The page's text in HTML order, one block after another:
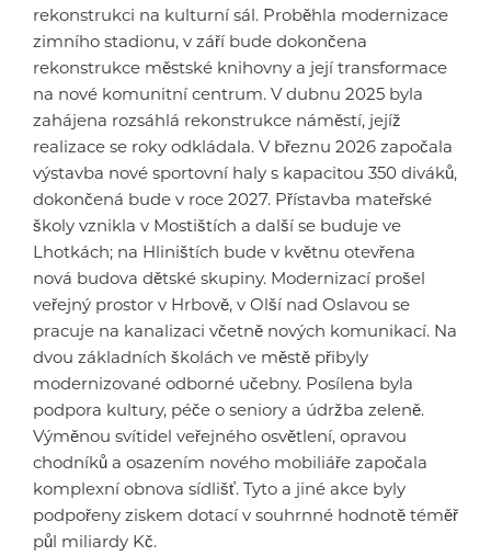
rekonstrukci na kulturní sál. Proběhla modernizace
zimního stadionu, v září bude dokončena
rekonstrukce městské knihovny a její transformace
na nové komunitní centrum. V dubnu 2025 byla
zahájena rozsáhlá rekonstrukce náměstí, jejíž
realizace se roky odkládala. V březnu 2026 započala
výstavba nové sportovní haly s kapacitou 350 diváků,
dokončená bude v roce 2027. Přístavba mateřské
školy vznikla v Mostištích a další se buduje ve
Lhotkách; na Hliništích bude v květnu otevřena
nová budova dětské skupiny. Modernizací prošel
veřejný prostor v Hrbově, v Olší nad Oslavou se
pracuje na kanalizaci včetně nových komunikací. Na
dvou základních školách ve městě přibyly
modernizované odborné učebny. Posílena byla
podpora kultury, péče o seniory a údržba zeleně.
Výměnou svítidel veřejného osvětlení, opravou
chodníků a osazením nového mobiliáře započala
komplexní obnova sídlišť. Tyto a jiné akce byly
podpořeny ziskem dotací v souhrnné hodnotě téměř
půl miliardy Kč.